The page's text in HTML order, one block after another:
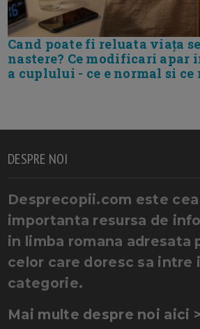
Cand poate fi reluata viața
nastere? Ce modificari
a cuplului - ce e normal si ce
DESPRE NOI
Desprecopii.com este
importanta resursa de
in limba romana adresata
celor care doresc sa intre
categorie.
Mai multe despre noi aici